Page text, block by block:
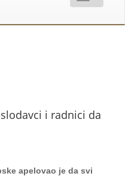
i radnici da
apelovao je da svi